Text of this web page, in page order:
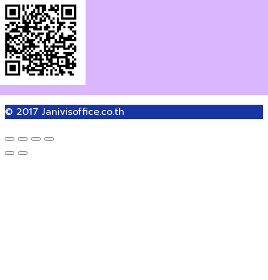
© 2017 Janivisoffice.co.th